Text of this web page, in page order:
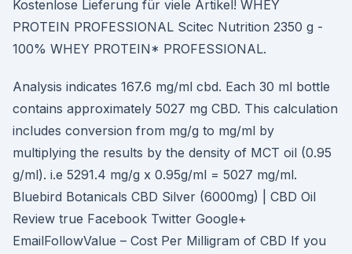
Kostenlose Lieferung für viele Artikel! WHEY
PROTEIN PROFESSIONAL Scitec Nutrition 2350 g -
100% WHEY PROTEIN* PROFESSIONAL.
Analysis indicates 167.6 mg/ml cbd. Each 30 ml bottle
contains approximately 5027 mg CBD. This calculation
includes conversion from mg/g to mg/ml by
multiplying the results by the density of MCT oil (0.95
g/ml). i.e 5291.4 mg/g x 0.95g/ml = 5027 mg/ml.
Bluebird Botanicals CBD Silver (6000mg) | CBD Oil
Review true Facebook Twitter Google+
EmailFollowValue – Cost Per Milligram of CBD If you